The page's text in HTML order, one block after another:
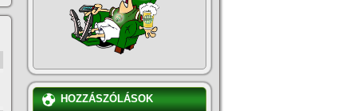
HOZZÁSZÓLÁSOK